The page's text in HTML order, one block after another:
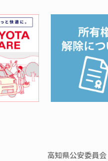
高知県公安委員会